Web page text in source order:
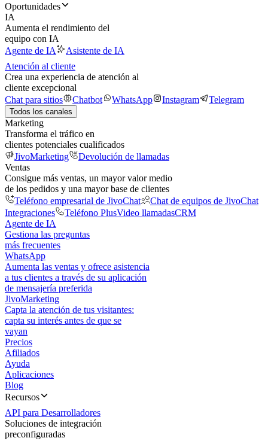
Oportunidades
IA
Aumenta el rendimiento del
equipo con IA
Agente de IA
Asistente de IA
Atención al cliente
Crea una experiencia de atención al
cliente excepcional
Chat para sitios
Chatbot WhatsApp Instagram Telegram
Todos los canales
Marketing
Transforma el tráfico en
clientes potenciales cualificados
JivoMarketing
Devolución de llamadas
Ventas
Consigue más ventas, un mayor valor medio
de los pedidos y una mayor base de clientes
Teléfono empresarial de JivoChat
Chat de equipos de JivoChat
Integraciones
Teléfono PlusVideo llamadasCRM
Agente de IA
Gestiona las preguntas
más frecuentes
WhatsApp
Aumenta las ventas y ofrece asistencia
a tus clientes a través de su aplicación
de mensajería preferida
JivoMarketing
Capta la atención de tus visitantes:
capta su interés antes de que se
vayan
Precios
Afiliados
Ayuda
Aplicaciones
Blog
Recursos
API para Desarrolladores
Soluciones de integración
preconfiguradas